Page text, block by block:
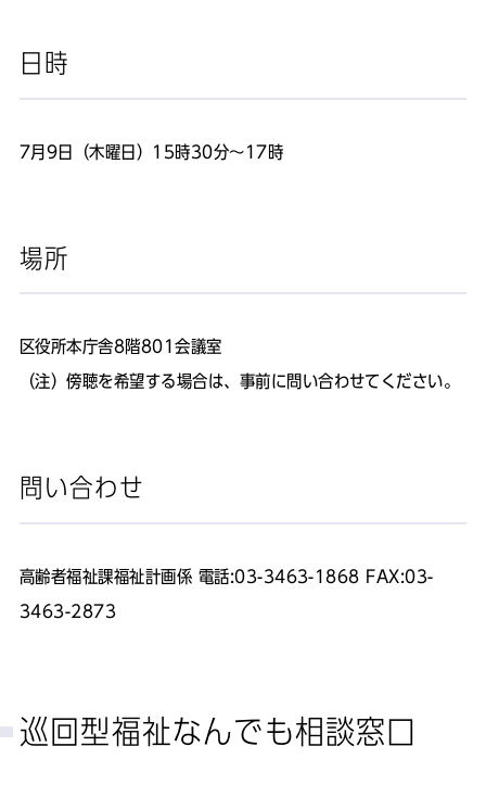
日時
7月9日（木曜日）15時30分～17時
場所
区役所本庁舎8階801会議室
（注）傍聴を希望する場合は、事前に問い合わせてください。
問い合わせ
高齢者福祉課福祉計画係 電話:03-3463-1868 FAX:03-
3463-2873
巡回型福祉なんでも相談窓口